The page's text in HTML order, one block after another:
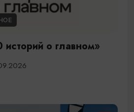
о главном»